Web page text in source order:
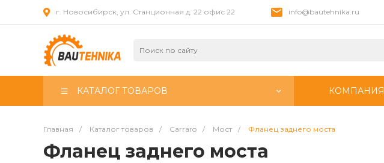
г. Новосибирск, ул. Станционная д. 22 офис 22 info@bautehnika.ru
КАТАЛОГ ТОВАРОВ КОМПАНИЯ
Главная / Каталог товаров / Carraro / Мост / Фланец заднего моста
Фланец заднего моста